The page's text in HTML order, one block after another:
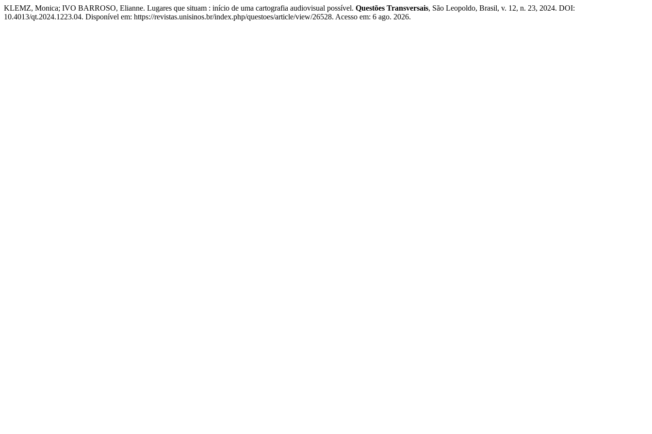
KLEMZ, Monica; IVO BARROSO, Elianne. Lugares que situam : início de uma cartografia audiovisual possível. Questões Transversais, São Leopoldo, Brasil, v. 12, n. 23, 2024. DOI:
10.4013/qt.2024.1223.04. Disponível em: https://revistas.unisinos.br/index.php/questoes/article/view/26528. Acesso em: 6 ago. 2026.